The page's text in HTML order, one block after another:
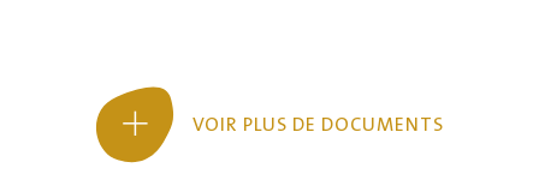
VOIR PLUS DE DOCUMENTS